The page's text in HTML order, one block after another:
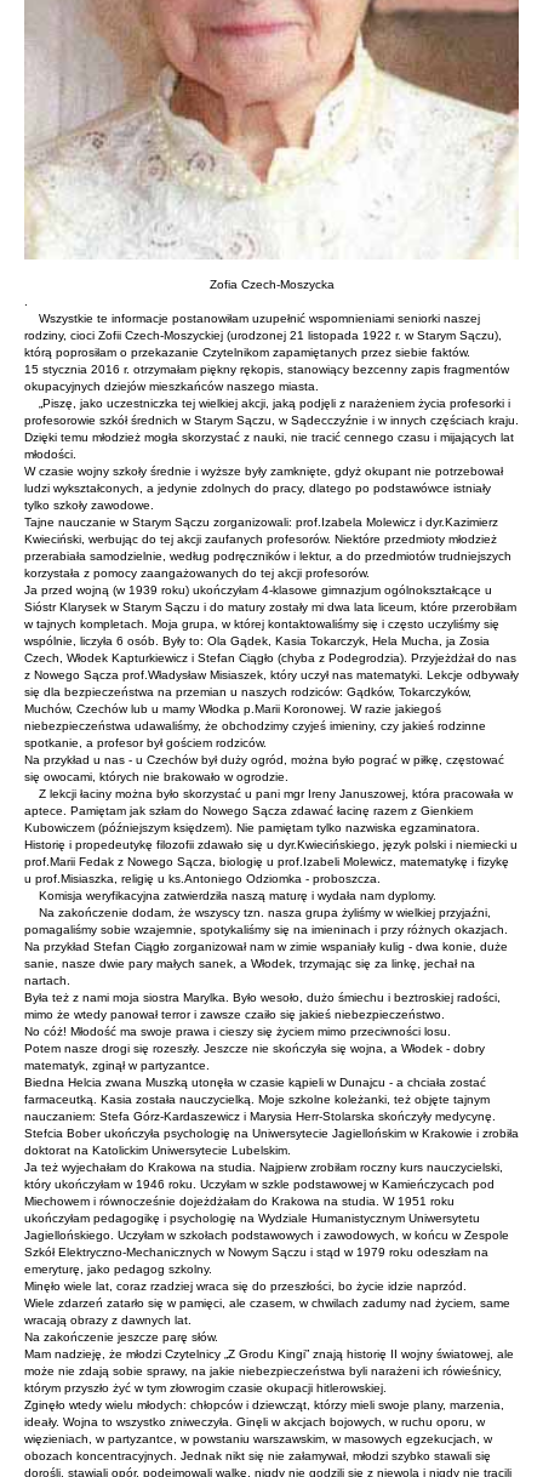
Zofia Czech-Moszycka
.
Wszystkie te informacje postanowiłam uzupełnić wspomnieniami seniorki naszej
rodziny, cioci Zofii Czech-Moszyckiej (urodzonej 21 listopada 1922 r. w Starym Sączu),
którą poprosiłam o przekazanie Czytelnikom zapamiętanych przez siebie faktów.
15 stycznia 2016 r. otrzymałam piękny rękopis, stanowiący bezcenny zapis fragmentów
okupacyjnych dziejów mieszkańców naszego miasta.
„Piszę, jako uczestniczka tej wielkiej akcji, jaką podjęli z narażeniem życia profesorki i
profesorowie szkół średnich w Starym Sączu, w Sądecczyźnie i w innych częściach kraju.
Dzięki temu młodzież mogła skorzystać z nauki, nie tracić cennego czasu i mijających lat
młodości.
W czasie wojny szkoły średnie i wyższe były zamknięte, gdyż okupant nie potrzebował
ludzi wykształconych, a jedynie zdolnych do pracy, dlatego po podstawówce istniały
tylko szkoły zawodowe.
Tajne nauczanie w Starym Sączu zorganizowali: prof.Izabela Molewicz i dyr.Kazimierz
Kwieciński, werbując do tej akcji zaufanych profesorów. Niektóre przedmioty młodzież
przerabiała samodzielnie, według podręczników i lektur, a do przedmiotów trudniejszych
korzystała z pomocy zaangażowanych do tej akcji profesorów.
Ja przed wojną (w 1939 roku) ukończyłam 4-klasowe gimnazjum ogólnokształcące u
Sióstr Klarysek w Starym Sączu i do matury zostały mi dwa lata liceum, które przerobiłam
w tajnych kompletach. Moja grupa, w której kontaktowaliśmy się i często uczyliśmy się
wspólnie, liczyła 6 osób. Były to: Ola Gądek, Kasia Tokarczyk, Hela Mucha, ja Zosia
Czech, Włodek Kapturkiewicz i Stefan Ciągło (chyba z Podegrodzia). Przyjeżdżał do nas
z Nowego Sącza prof.Władysław Misiaszek, który uczył nas matematyki. Lekcje odbywały
się dla bezpieczeństwa na przemian u naszych rodziców: Gądków, Tokarczyków,
Muchów, Czechów lub u mamy Włodka p.Marii Koronowej. W razie jakiegoś
niebezpieczeństwa udawaliśmy, że obchodzimy czyjeś imieniny, czy jakieś rodzinne
spotkanie, a profesor był gościem rodziców.
Na przykład u nas - u Czechów był duży ogród, można było pograć w piłkę, częstować
się owocami, których nie brakowało w ogrodzie.
Z lekcji łaciny można było skorzystać u pani mgr Ireny Januszowej, która pracowała w
aptece. Pamiętam jak szłam do Nowego Sącza zdawać łacinę razem z Gienkiem
Kubowiczem (późniejszym księdzem). Nie pamiętam tylko nazwiska egzaminatora.
Historię i propedeutykę filozofii zdawało się u dyr.Kwiecińskiego, język polski i niemiecki u
prof.Marii Fedak z Nowego Sącza, biologię u prof.Izabeli Molewicz, matematykę i fizykę
u prof.Misiaszka, religię u ks.Antoniego Odziomka - proboszcza.
Komisja weryfikacyjna zatwierdziła naszą maturę i wydała nam dyplomy.
Na zakończenie dodam, że wszyscy tzn. nasza grupa żyliśmy w wielkiej przyjaźni,
pomagaliśmy sobie wzajemnie, spotykaliśmy się na imieninach i przy różnych okazjach.
Na przykład Stefan Ciągło zorganizował nam w zimie wspaniały kulig - dwa konie, duże
sanie, nasze dwie pary małych sanek, a Włodek, trzymając się za linkę, jechał na
nartach.
Była też z nami moja siostra Marylka. Było wesoło, dużo śmiechu i beztroskiej radości,
mimo że wtedy panował terror i zawsze czaiło się jakieś niebezpieczeństwo.
No cóż! Młodość ma swoje prawa i cieszy się życiem mimo przeciwności losu.
Potem nasze drogi się rozeszły. Jeszcze nie skończyła się wojna, a Włodek - dobry
matematyk, zginął w partyzantce.
Biedna Helcia zwana Muszką utonęła w czasie kąpieli w Dunajcu - a chciała zostać
farmaceutką. Kasia została nauczycielką. Moje szkolne koleżanki, też objęte tajnym
nauczaniem: Stefa Górz-Kardaszewicz i Marysia Herr-Stolarska skończyły medycynę.
Stefcia Bober ukończyła psychologię na Uniwersytecie Jagiellońskim w Krakowie i zrobiła
doktorat na Katolickim Uniwersytecie Lubelskim.
Ja też wyjechałam do Krakowa na studia. Najpierw zrobiłam roczny kurs nauczycielski,
który ukończyłam w 1946 roku. Uczyłam w szkle podstawowej w Kamieńczycach pod
Miechowem i równocześnie dojeżdżałam do Krakowa na studia. W 1951 roku
ukończyłam pedagogikę i psychologię na Wydziale Humanistycznym Uniwersytetu
Jagiellońskiego. Uczyłam w szkołach podstawowych i zawodowych, w końcu w Zespole
Szkół Elektryczno-Mechanicznych w Nowym Sączu i stąd w 1979 roku odeszłam na
emeryturę, jako pedagog szkolny.
Minęło wiele lat, coraz rzadziej wraca się do przeszłości, bo życie idzie naprzód.
Wiele zdarzeń zatarło się w pamięci, ale czasem, w chwilach zadumy nad życiem, same
wracają obrazy z dawnych lat.
Na zakończenie jeszcze parę słów.
Mam nadzieję, że młodzi Czytelnicy „Z Grodu Kingi” znają historię II wojny światowej, ale
może nie zdają sobie sprawy, na jakie niebezpieczeństwa byli narażeni ich rówieśnicy,
którym przyszło żyć w tym złowrogim czasie okupacji hitlerowskiej.
Zginęło wtedy wielu młodych: chłopców i dziewcząt, którzy mieli swoje plany, marzenia,
ideały. Wojna to wszystko zniweczyła. Ginęli w akcjach bojowych, w ruchu oporu, w
więzieniach, w partyzantce, w powstaniu warszawskim, w masowych egzekucjach, w
obozach koncentracyjnych. Jednak nikt się nie załamywał, młodzi szybko stawali się
dorośli, stawiali opór, podejmowali walkę, nigdy nie godzili się z niewolą i nigdy nie tracili